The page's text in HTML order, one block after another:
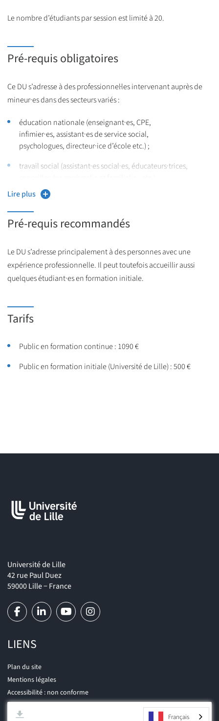
Le nombre d’étudiants par session est limité à 20.
Pré-requis obligatoires
Ce DU s’adresse à des professionnel·les intervenant auprès de
mineur·es dans des secteurs variés :
éducation nationale (enseignant·es, CPE,
infimier·es, assistant·es de service social,
psychologues, directeur·ice d’école etc.) ;
travail social (assistant·es social·es, éducateurs·trices,
protection de l’enfance ;
communes, départements, régions ;
santé ;
droit, culture, etc.
ou associative(s) significative(s) dans le domaine.
Lire plus
Pré-requis recommandés
Le DU s’adresse principalement à des personnes avec une
expérience professionnelle. Il peut toutefois accueillir aussi
quelques étudiant·es en formation initiale.
Tarifs
Public en formation continue : 1090 €
Public en formation initiale (Université de Lille) : 500 €
Université de Lille
42 rue Paul Duez
59000 Lille − France
LIENS
Plan du site
Mentions légales
Accessibilité : non conforme
Français